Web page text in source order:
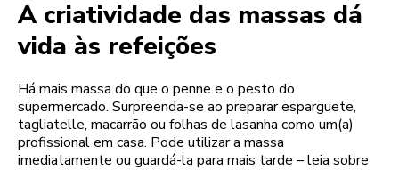
A criatividade das massas dá
vida às refeições
Há mais massa do que o penne e o pesto do
supermercado. Surpreenda-se ao preparar esparguete,
tagliatelle, macarrão ou folhas de lasanha como um(a)
profissional em casa. Pode utilizar a massa
imediatamente ou guardá-la para mais tarde – leia sobre